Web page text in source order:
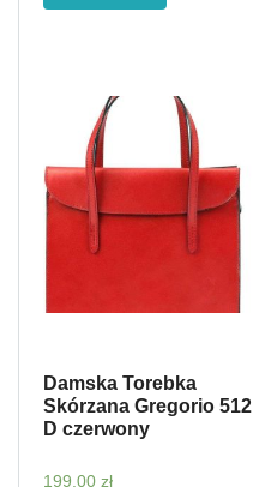
Damska Torebka
Skórzana Gregorio 512
D czerwony
199,00 zł